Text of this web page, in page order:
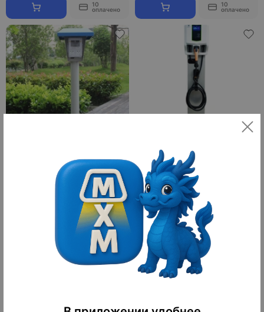
10
оплачено
10
оплачено
10
оплачено
Зарядная Станция Jsowell 7kw32a
4,180 ¥ 58,520 ₽